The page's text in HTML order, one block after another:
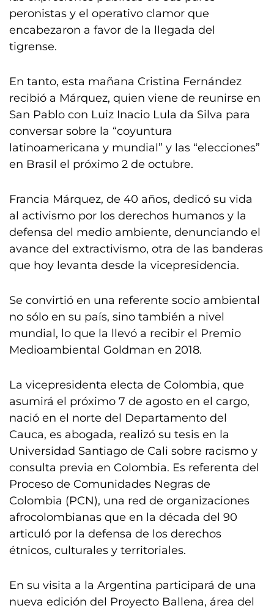
peronistas y el operativo clamor que
encabezaron a favor de la llegada del
tigrense.
En tanto, esta mañana Cristina Fernández
recibió a Márquez, quien viene de reunirse en
San Pablo con Luiz Inacio Lula da Silva para
conversar sobre la “coyuntura
latinoamericana y mundial” y las “elecciones”
en Brasil el próximo 2 de octubre.
Francia Márquez, de 40 años, dedicó su vida
al activismo por los derechos humanos y la
defensa del medio ambiente, denunciando el
avance del extractivismo, otra de las banderas
que hoy levanta desde la vicepresidencia.
Se convirtió en una referente socio ambiental
no sólo en su país, sino también a nivel
mundial, lo que la llevó a recibir el Premio
Medioambiental Goldman en 2018.
La vicepresidenta electa de Colombia, que
asumirá el próximo 7 de agosto en el cargo,
nació en el norte del Departamento del
Cauca, es abogada, realizó su tesis en la
Universidad Santiago de Cali sobre racismo y
consulta previa en Colombia. Es referenta del
Proceso de Comunidades Negras de
Colombia (PCN), una red de organizaciones
afrocolombianas que en la década del 90
articuló por la defensa de los derechos
étnicos, culturales y territoriales.
En su visita a la Argentina participará de una
nueva edición del Proyecto Ballena, área del